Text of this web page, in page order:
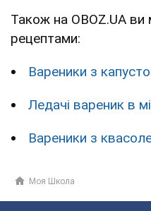
Також на OBOZ.UA
рецептами:
Вареники з
Ледачі вареник в
Вареники з
Моя Школа